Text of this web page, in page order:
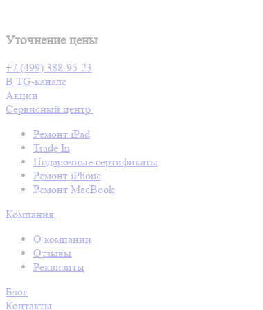
Уточнение цены
+7 (499) 388-95-23
В TG-канале
Акции
Сервисный центр
Ремонт iPad
Trade In
Подарочные сертификаты
Ремонт iPhone
Ремонт MacBook
Компания
О компании
Отзывы
Реквизиты
Блог
Контакты